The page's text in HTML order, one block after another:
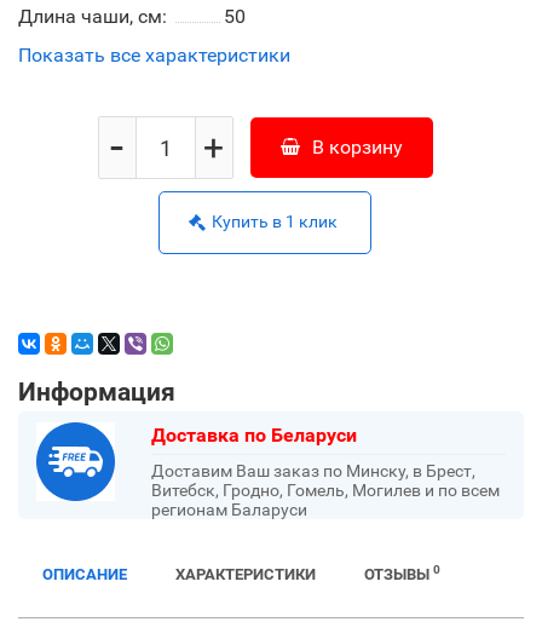
Длина чаши, см:
50
Показать все характеристики
+
- В корзину
Купить в 1 клик
Информация
Доставка по Беларуси
Доставим Ваш заказ по Минску, в Брест,
Витебск, Гродно, Гомель, Могилев и по всем
регионам Баларуси
ОПИСАНИЕ ХАРАКТЕРИСТИКИ ОТЗЫВЫ 0